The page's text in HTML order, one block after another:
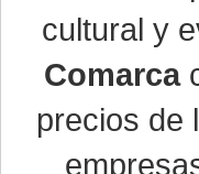
cultural y
Comarca
precios de